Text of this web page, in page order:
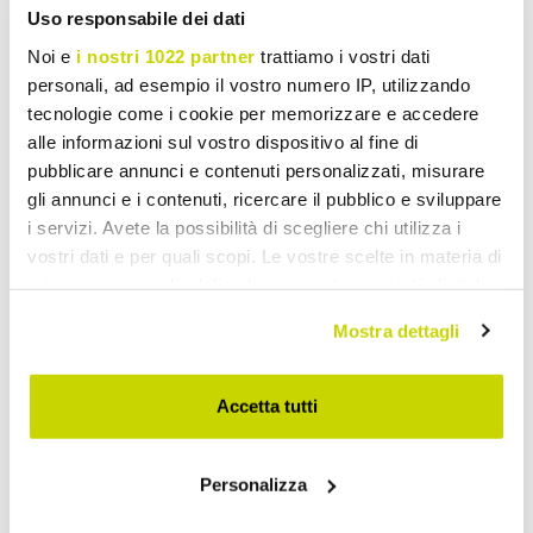
Uso responsabile dei dati
Noi e i nostri 1022 partner trattiamo i vostri dati
personali, ad esempio il vostro numero IP, utilizzando
tecnologie come i cookie per memorizzare e accedere
alle informazioni sul vostro dispositivo al fine di
pubblicare annunci e contenuti personalizzati, misurare
gli annunci e i contenuti, ricercare il pubblico e sviluppare
i servizi. Avete la possibilità di scegliere chi utilizza i
vostri dati e per quali scopi. Le vostre scelte in materia di
modificare o revocare il proprio consenso in qualsiasi
momento dalla Dichiarazione sui cookie o facendo clic
sull'icona di attivazione della privacy.
raccogliere informazioni sulla tua posizione
Mostra dettagli
Accetta tutti
Personalizza